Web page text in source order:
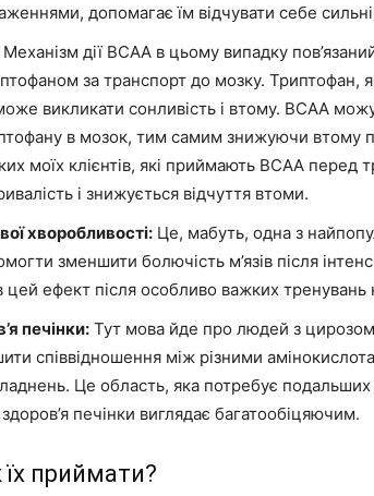
допомагає їм відчувати себе
Механізм дії BCAA в цьому випадку
за транспорт до мозку. Триптофан,
викликати сонливість і втому. BCAA
в мозок, тим самим знижуючи втому
моїх клієнтів, які приймають BCAA перед
і знижується відчуття втоми.
хворобливості: Це, мабуть, одна з
зменшити болючість м’язів після
цей ефект після особливо важких тренувань
печінки: Тут мова йде про людей з
співвідношення між різними
Це область, яка потребує
печінки виглядає багатообіцяючим.
їх приймати?